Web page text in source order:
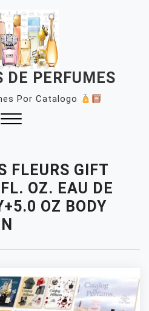
DE PERFUMES
Por Catalogo
FLEURS GIFT
OZ. EAU DE
OZ BODY